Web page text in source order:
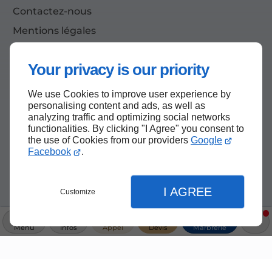
Your privacy is our priority
We use Cookies to improve user experience by
personalising content and ads, as well as
analyzing traffic and optimizing social networks
functionalities. By clicking "I Agree" you consent to
the use of Cookies from our providers Google
Facebook
.
Customize I AGREE
Menu Infos Appel Devis Marbrerie
Contactez-nous
Mentions légales
Haut de page